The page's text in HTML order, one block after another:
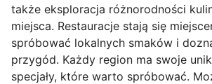
także eksploracja różnorodności
miejsca. Restauracje stają się
spróbować lokalnych smaków i
przygód. Każdy region ma swoje
specjały, które warto spróbować.